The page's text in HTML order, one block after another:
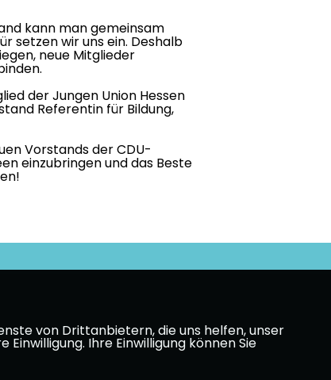
kann man gemeinsam
setzen wir uns ein. Deshalb
neue Mitglieder
der Jungen Union Hessen
Referentin für Bildung,
Vorstands der CDU-
einzubringen und das Beste
von Drittanbietern, die uns helfen, unser
Ihre Einwilligung können Sie